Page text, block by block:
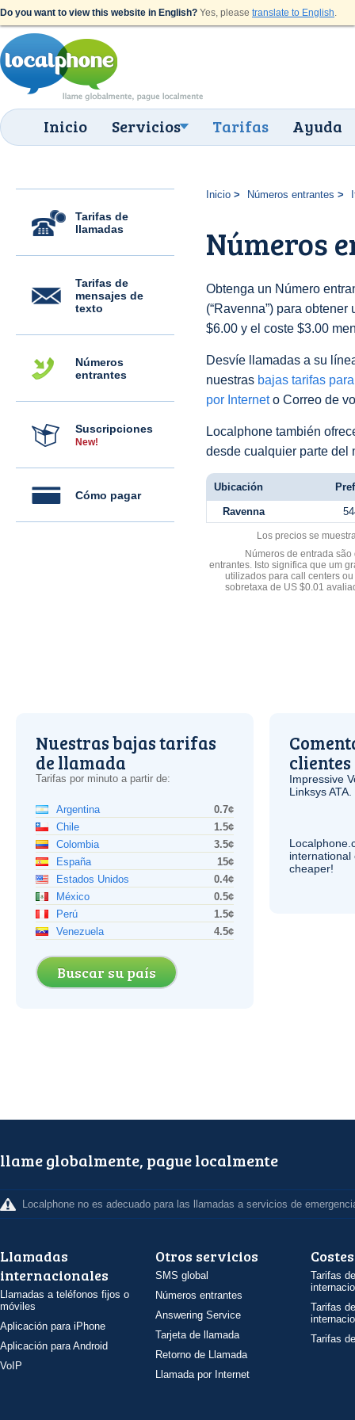
Do you want to view this website in English? Yes, please translate to English.
Inicio Servicios Tarifas Ayuda
Tarifas de
llamadas
Tarifas de
mensajes de
texto
Números
entrantes
Suscripciones
New!
Cómo pagar
Inicio Números entrantes
Números
Obtenga un Número
(“Ravenna”) para
$6.00 y el coste $3.00
Desvíe llamadas a su
nuestras bajas tarifas
por Interneto Correo de
Localphone también
desde cualquier parte del
Ubicación
Ravenna
Los precios se
Números de entrada
entrantes. Isto significa que um
utilizados para call centers
sobretaxa de US $0.01
Nuestras bajas tarifas
de llamada
Tarifas por minuto a partir de:
Argentina
0.7¢
Chile
1.5¢
Colombia
3.5¢
España
15¢
Estados Unidos
0.4¢
México
0.5¢
Perú
1.5¢
Venezuela
4.5¢
Buscar su país
clientes
Impressive
LinksysATA
international
cheaper!
llame globalmente, pague localmente
Localphone no es adecuado para las llamadas a servicios de
Llamadas
internacionales
Llamadas a teléfonos fijos o
móviles
Aplicación para iPhone
Aplicación para Android
VoIP
Otros servicios
SMS global
Números entrantes
Answering Service
Tarjeta de llamada
Retorno de Llamada
Llamada por Internet
Costes
Tarifas
Tarifas
Tarifas